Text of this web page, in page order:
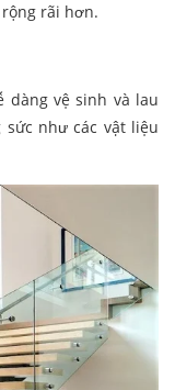
rãi hơn.
dàng vệ sinh và lau
như các vật liệu